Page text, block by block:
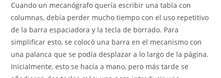
Cuando un mecanógrafo quería escribir una tabla con
columnas, debía perder mucho tiempo con el uso repetitivo
de la barra espaciadora y la tecla de borrado. Para
simplificar esto, se colocó una barra en el mecanismo con
una palanca que se podía desplazar a lo largo de la página.
Inicialmente, esto se hacía a mano, pero más tarde se